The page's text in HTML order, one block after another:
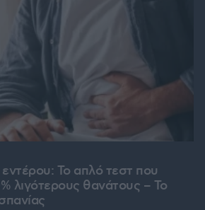
Το απλό τεστ που
λιγότερους θανάτους – Το